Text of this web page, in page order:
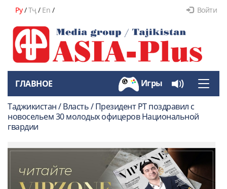
Ру/Тҷ/ En / Войти
Toggle
ГЛАВНОЕ Игры
Таджикистан / Власть / Президент РТ поздравил с
новосельем 30 молодых офицеров Национальной
гвардии